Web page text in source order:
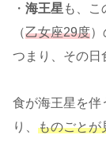
・ 海王星 も、
（乙女座29度
つまり、その日
食が海王星を伴
り、 ものごとが